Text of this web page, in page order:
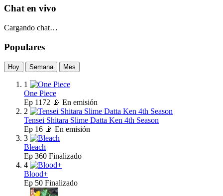
Chat en vivo
Cargando chat…
Populares
Hoy Semana Mes
1
One Piece
Ep 1172 📡 En emisión
2
Tensei Shitara Slime Datta Ken 4th Season
Ep 16 📡 En emisión
3
Bleach
Ep 360 Finalizado
4
Blood+
Ep 50 Finalizado